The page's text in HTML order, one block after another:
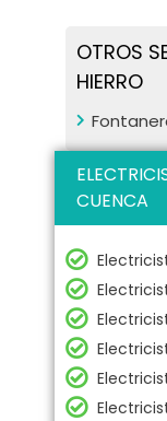
OTROS
HIERRO
CUENCA